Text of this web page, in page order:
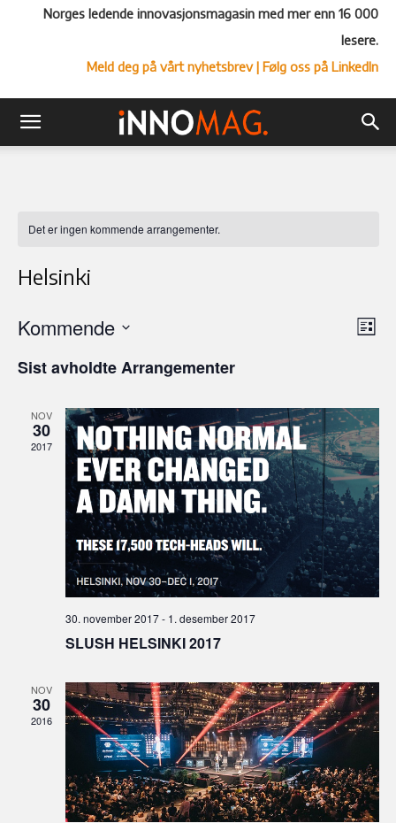
Norges ledende innovasjonsmagasin med mer enn 16 000
lesere.
Meld deg på vårt nyhetsbrev| Følg oss på LinkedIn
Det er ingen kommende arrangementer.
Helsinki
Liste
Kommende
Sist avholdte Arrangementer
NOV
30
2017
30. november 2017- 1. desember 2017
SLUSH HELSINKI 2017
NOV
30
2016